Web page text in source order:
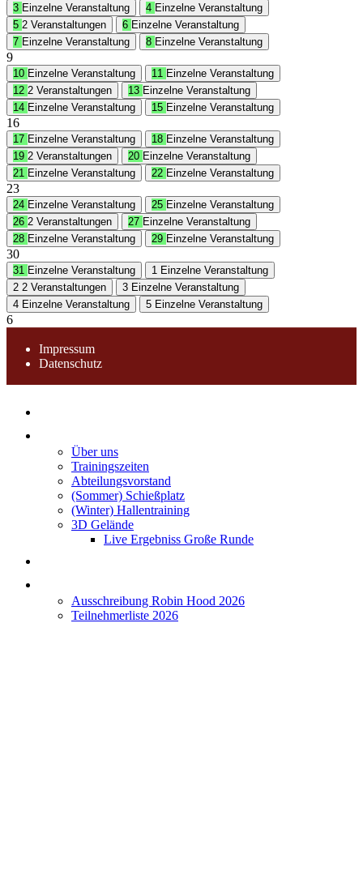
3 Einzelne Veranstaltung 4 Einzelne Veranstaltung
5 2 Veranstaltungen 6 Einzelne Veranstaltung
7 Einzelne Veranstaltung 8 Einzelne Veranstaltung
9
10 Einzelne Veranstaltung 11 Einzelne Veranstaltung
12 2 Veranstaltungen 13 Einzelne Veranstaltung
14 Einzelne Veranstaltung 15 Einzelne Veranstaltung
16
17 Einzelne Veranstaltung 18 Einzelne Veranstaltung
19 2 Veranstaltungen 20 Einzelne Veranstaltung
21 Einzelne Veranstaltung 22 Einzelne Veranstaltung
23
24 Einzelne Veranstaltung 25 Einzelne Veranstaltung
26 2 Veranstaltungen 27 Einzelne Veranstaltung
28 Einzelne Veranstaltung 29 Einzelne Veranstaltung
30
31 Einzelne Veranstaltung 1 Einzelne Veranstaltung
2 2 Veranstaltungen 3 Einzelne Veranstaltung
4 Einzelne Veranstaltung 5 Einzelne Veranstaltung
6
Impressum
Datenschutz
Über uns
Trainingszeiten
Abteilungsvorstand
(Sommer) Schießplatz
(Winter) Hallentraining
3D Gelände
Live Ergebniss Große Runde
Ausschreibung Robin Hood 2026
Teilnehmerliste 2026